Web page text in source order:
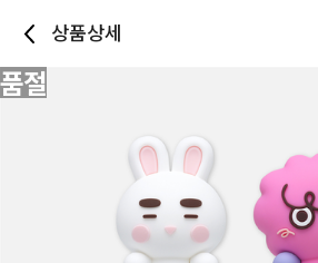
상품상세
품절